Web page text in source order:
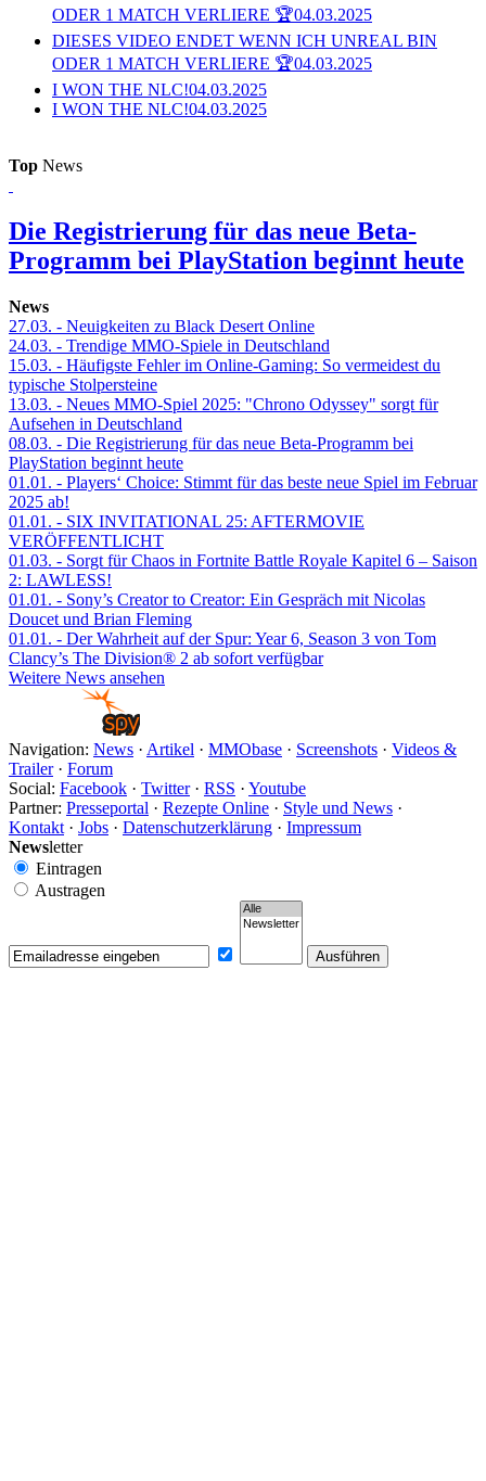
ODER 1 MATCH VERLIERE 🏆04.03.2025
DIESES VIDEO ENDET WENN ICH UNREAL BIN
ODER 1 MATCH VERLIERE 🏆04.03.2025
I WON THE NLC!04.03.2025
I WON THE NLC!04.03.2025
Top News
Die Registrierung für das neue Beta-
Programm bei PlayStation beginnt heute
News
27.03. - Neuigkeiten zu Black Desert Online
24.03. - Trendige MMO-Spiele in Deutschland
15.03. - Häufigste Fehler im Online-Gaming: So vermeidest du
typische Stolpersteine
13.03. - Neues MMO-Spiel 2025: "Chrono Odyssey" sorgt für
Aufsehen in Deutschland
08.03. - Die Registrierung für das neue Beta-Programm bei
PlayStation beginnt heute
01.01. - Players‘ Choice: Stimmt für das beste neue Spiel im Februar
2025 ab!
01.01. - SIX INVITATIONAL 25: AFTERMOVIE
VERÖFFENTLICHT
01.03. - Sorgt für Chaos in Fortnite Battle Royale Kapitel 6 – Saison
2: LAWLESS!
01.01. - Sony’s Creator to Creator: Ein Gespräch mit Nicolas
Doucet und Brian Fleming
01.01. - Der Wahrheit auf der Spur: Year 6, Season 3 von Tom
Clancy’s The Division® 2 ab sofort verfügbar
Weitere News ansehen
Navigation: News · Artikel · MMObase · Screenshots · Videos &
Trailer· Forum
Social: Facebook · Twitter· RSS · Youtube
Partner: Presseportal · Rezepte Online · Style und News ·
Kontakt · Jobs · Datenschutzerklärung · Impressum
Newsletter
Eintragen
Austragen